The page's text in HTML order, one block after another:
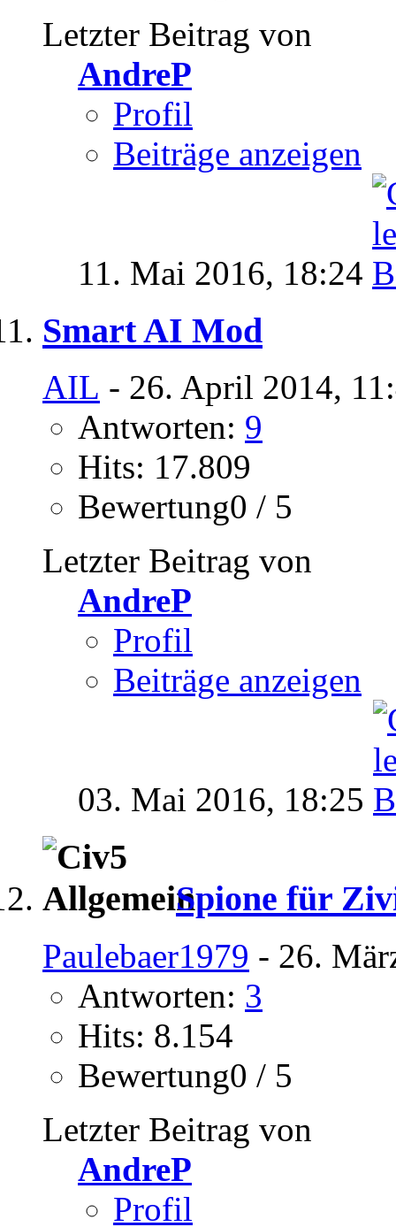
Letzter Beitrag von
AndreP
Profil
Beiträge anzeigen
11. Mai 2016, 18:24
Smart AI Mod
AIL - 26. April 2014,
Antworten: 9
Hits: 17.809
Bewertung0 / 5
Letzter Beitrag von
AndreP
Profil
Beiträge anzeigen
03. Mai 2016, 18:25
Spione für
Paulebaer1979 - 26.
Antworten: 3
Hits: 8.154
Bewertung0 / 5
Letzter Beitrag von
AndreP
Profil